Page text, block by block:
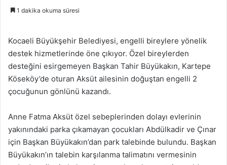
1 dakika okuma süresi
Kocaeli Büyükşehir Belediyesi, engelli bireylere yönelik
destek hizmetlerinde öne çıkıyor. Özel bireylerden
desteğini esirgemeyen Başkan Tahir Büyükakın, Kartepe
Köseköy’de oturan Aksüt ailesinin doğuştan engelli 2
çocuğunun gönlünü kazandı.
Anne Fatma Aksüt özel sebeplerinden dolayı evlerinin
yakınındaki parka çıkamayan çocukları Abdülkadir ve Çınar
için Başkan Büyükakın’dan park talebinde bulundu. Başkan
Büyükakın’ın talebin karşılanma talimatını vermesinin